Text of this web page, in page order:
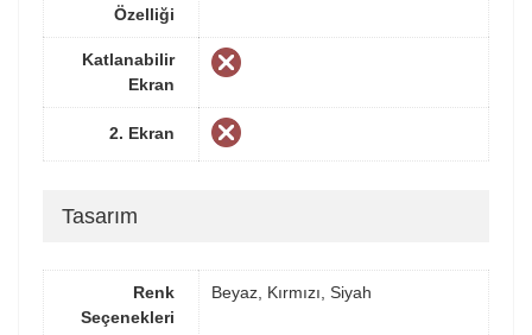
Özelliği
Katlanabilir
Ekran
2. Ekran
Tasarım
Renk
Seçenekleri
Beyaz, Kırmızı, Siyah